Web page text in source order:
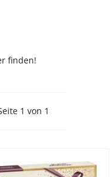
finden!
Seite
1 von 1